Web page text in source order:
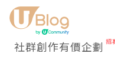
社群創作有價企劃